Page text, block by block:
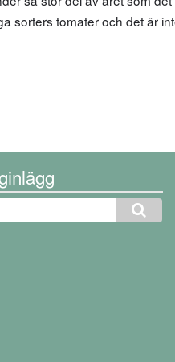
sorters tomater och det är